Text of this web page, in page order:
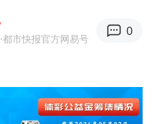
女孩摆摊卖菌子时收到北大通知书
女子开一天一夜空调后二氧化碳中毒
泰高官回应中国人在泰遭歧视：全面调查
·都市快报官方网易号
0